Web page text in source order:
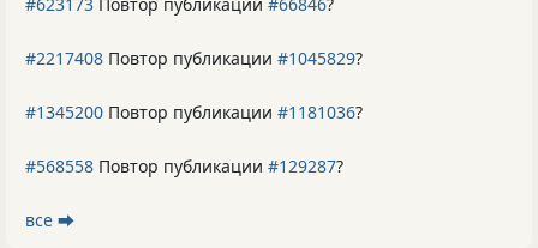
#2217408 Повтор публикации #1045829?
#1345200 Повтор публикации #1181036?
#568558 Повтор публикации #129287?
все ⮕